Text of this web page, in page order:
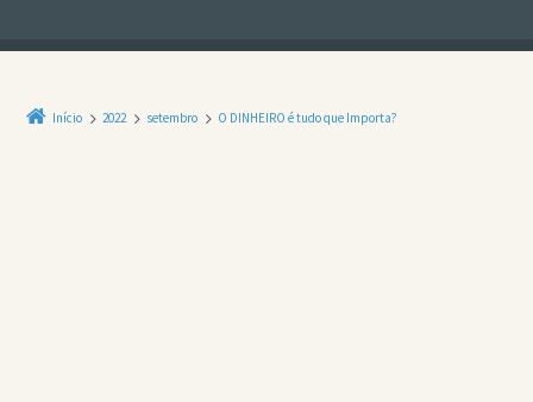
Início 2022 setembro O DINHEIRO é tudo que Importa?